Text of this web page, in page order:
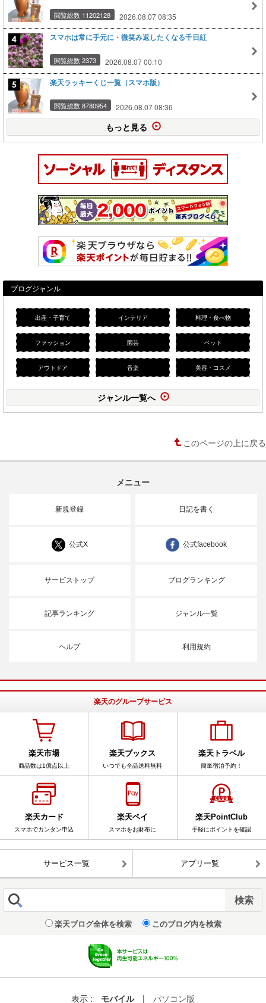
閲覧総数 11202128 2026.08.07 08:35
スマホは常に手元に・微笑み返したくなる千日紅
閲覧総数 2373 2026.08.07 00:10
楽天ラッキーくじ一覧（スマホ版）
閲覧総数 8780954 2026.08.07 08:36
もっと見る
ブログジャンル
出産・子育て インテリア 料理・食べ物
ファッション 園芸 ペット
アウトドア 音楽 美容・コスメ
ジャンル一覧へ
このページの上に戻る
メニュー
新規登録 日記を書く
公式X 公式facebook
サービストップ ブログランキング
記事ランキング ジャンル一覧
ヘルプ 利用規約
楽天のグループサービス
楽天市場
商品数は1億点以上
楽天ブックス
いつでも全品送料無料
楽天トラベル
簡単宿泊予約！
楽天カード
スマホでカンタン申込
楽天ペイ
スマホをお財布に
楽天PointClub
手軽にポイントを確認
サービス一覧 アプリ一覧
楽天ブログ全体を検索 このブログ内を検索
表示 : モバイル | パソコン版